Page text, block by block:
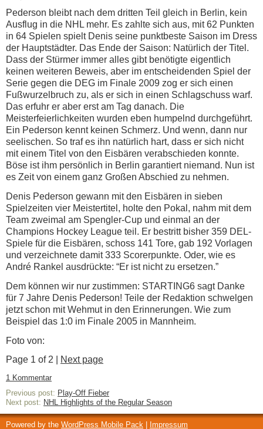
Pederson bleibt nach dem dritten Teil gleich in Berlin, kein
Ausflug in die NHL mehr. Es zahlte sich aus, mit 62 Punkten
in 64 Spielen spielt Denis seine punktbeste Saison im Dress
der Hauptstädter. Das Ende der Saison: Natürlich der Titel.
Dass der Stürmer immer alles gibt benötigte eigentlich
keinen weiteren Beweis, aber im entscheidenden Spiel der
Serie gegen die DEG im Finale 2009 zog er sich einen
Fußwurzelbruch zu, als er sich in einen Schlagschuss warf.
Das erfuhr er aber erst am Tag danach. Die
Meisterfeierlichkeiten wurden eben humpelnd durchgeführt.
Ein Pederson kennt keinen Schmerz. Und wenn, dann nur
seelischen. So traf es ihn natürlich hart, dass er sich nicht
mit einem Titel von den Eisbären verabschieden konnte.
Böse ist ihm persönlich in Berlin garantiert niemand. Nun ist
es Zeit von einem ganz Großen Abschied zu nehmen.
Denis Pederson gewann mit den Eisbären in sieben
Spielzeiten vier Meistertitel, holte den Pokal, nahm mit dem
Team zweimal am Spengler-Cup und einmal an der
Champions Hockey League teil. Er bestritt bisher 359 DEL-
Spiele für die Eisbären, schoss 141 Tore, gab 192 Vorlagen
und verzeichnete damit 333 Scorerpunkte. Oder, wie es
André Rankel ausdrückte: “Er ist nicht zu ersetzen.”
Dem können wir nur zustimmen: STARTING6 sagt Danke
für 7 Jahre Denis Pederson! Teile der Redaktion schwelgen
jetzt schon mit Wehmut in den Erinnerungen. Wie zum
Beispiel das 1:0 im Finale 2005 in Mannheim.
Foto von:
Page 1 of 2 |
Next page
1 Kommentar
Previous post: Play-Off Fieber
Next post: NHL Highlights of the Regular Season
Powered by the WordPress Mobile Pack Impressum